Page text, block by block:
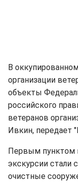
В
организации
объекты
российского
ветеранов
Ивкин, передает
Первым пунктом
экскурсии стали
очистные